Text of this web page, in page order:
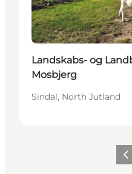
Landskabs- og
Mosbjerg
Sindal, North Jutland